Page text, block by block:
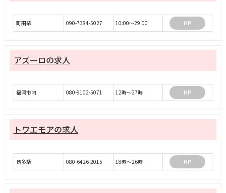
町田駅 090-7384-5027 10:00～29:00 HP
アズーロの求人
福岡市内 080-9102-5071 12時〜27時 HP
トワエモアの求人
博多駅 080-6426-2015 18時〜26時 HP